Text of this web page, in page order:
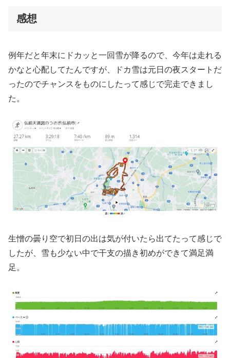
感想
例年だと年末にドカッと一回雪が降るので、今年は走れる
かなと心配してたんですが、ドカ雪は元日の夜スタートだ
ったのでチャンスをものにしたって感じで完走できまし
た。
生憎の曇り空で初日の出は気が付いたら出てたって感じで
したが、雪も少ない中で干支の描き初めができて満足満
足。